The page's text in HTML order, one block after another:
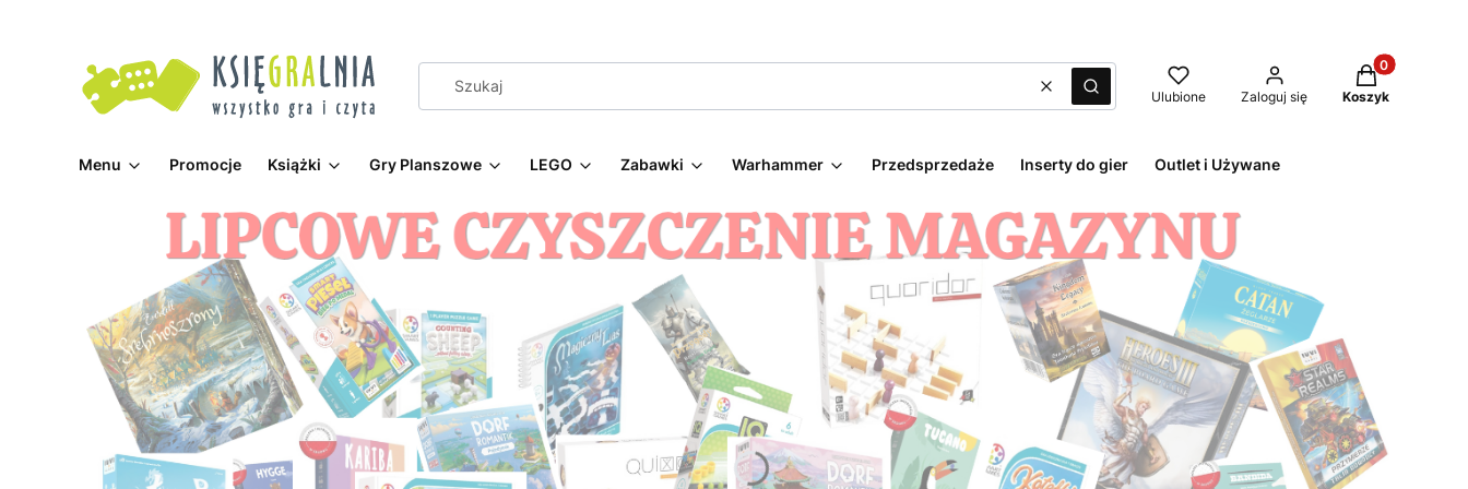
WyczyśćSzukaj Ulubione Zaloguj się
Produkty w
Koszyk
Menu Promocje Książki Gry Planszowe LEGO Zabawki Warhammer Przedsprzedaże Inserty do gier Outlet i Używane